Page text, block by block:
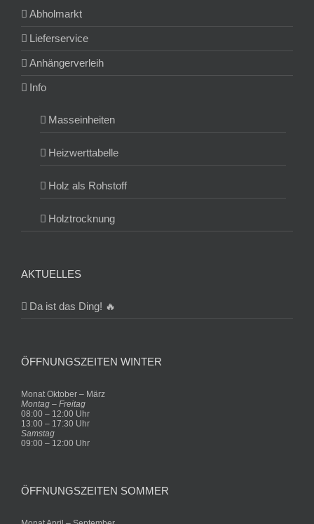
Abholmarkt
Lieferservice
Anhängerverleih
Info
Masseinheiten
Heizwerttabelle
Holz als Rohstoff
Holztrocknung
AKTUELLES
Da ist das Ding! 🔥
ÖFFNUNGSZEITEN WINTER
Monat Oktober – März
Montag – Freitag
08:00 – 12:00 Uhr
13:00 – 17:30 Uhr
Samstag
09:00 – 12:00 Uhr
ÖFFNUNGSZEITEN SOMMER